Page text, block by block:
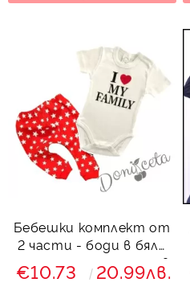
Бебешки комплект от
2 части - боди в бяло
с надпис и панталон в
червено на звези
€10.73 20.99лв.